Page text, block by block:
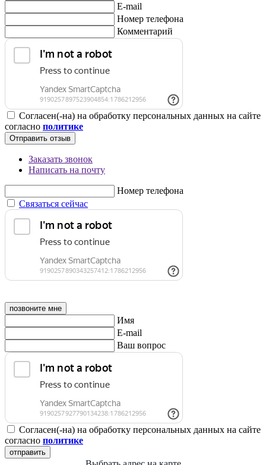
E-mail
Номер телефона
Комментарий
Согласен(-на) на обработку персональных данных на сайте
согласно политике
Отправить отзыв
Заказать звонок
Написать на почту
Номер телефона
Связаться сейчас
позвоните мне
Имя
E-mail
Ваш вопрос
Согласен(-на) на обработку персональных данных на сайте
согласно политике
отправить